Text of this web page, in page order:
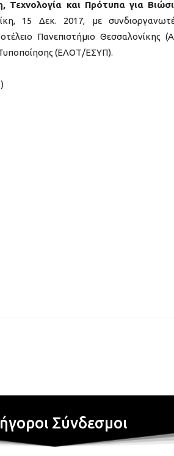
Τεχνολογία και Πρότυπα για
15 Δεκ. 2017, με
Πανεπιστήμιο Θεσσαλονίκης
(ΕΛΟΤ/ΕΣΥΠ).
)
Σύνδεσμοι